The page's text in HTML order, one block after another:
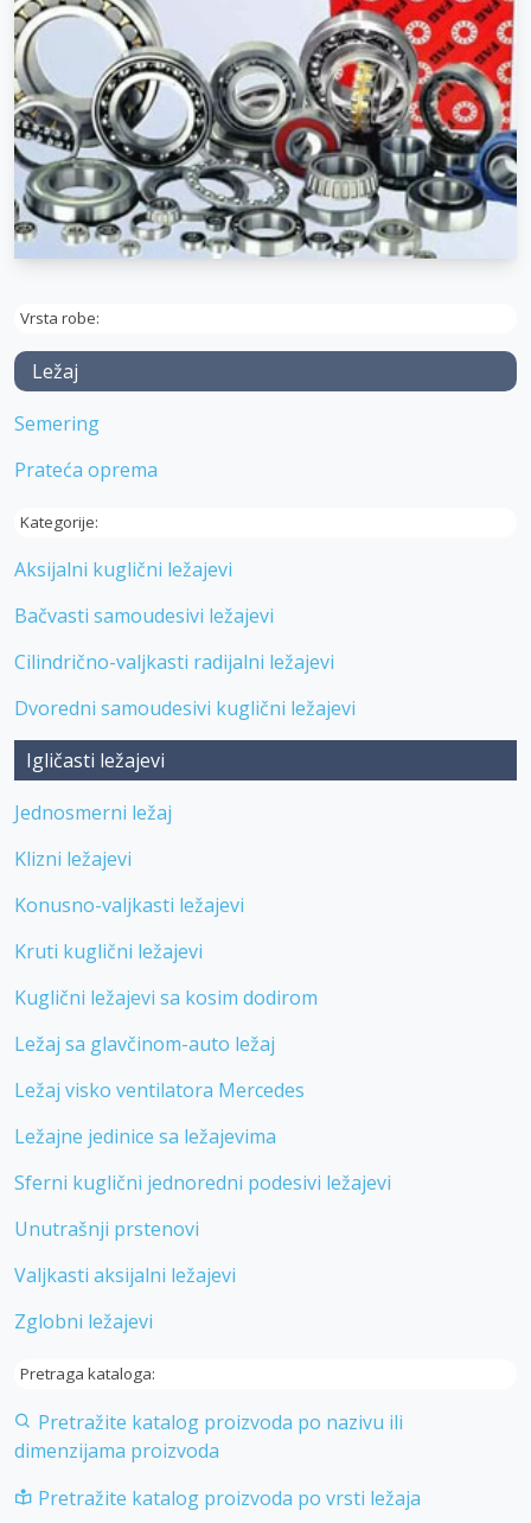
Vrsta robe:
Ležaj
Semering
Prateća oprema
Kategorije:
Aksijalni kuglični ležajevi
Bačvasti samoudesivi ležajevi
Cilindrično-valjkasti radijalni ležajevi
Dvoredni samoudesivi kuglični ležajevi
Igličasti ležajevi
Jednosmerni ležaj
Klizni ležajevi
Konusno-valjkasti ležajevi
Kruti kuglični ležajevi
Kuglični ležajevi sa kosim dodirom
Ležaj sa glavčinom-auto ležaj
Ležaj visko ventilatora Mercedes
Ležajne jedinice sa ležajevima
Sferni kuglični jednoredni podesivi ležajevi
Unutrašnji prstenovi
Valjkasti aksijalni ležajevi
Zglobni ležajevi
Pretraga kataloga:
Pretražite katalog proizvoda po nazivu ili
dimenzijama proizvoda
Pretražite katalog proizvoda po vrsti ležaja